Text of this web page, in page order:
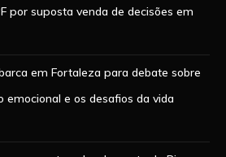
por suposta venda de decisões em
em Fortaleza para debate sobre
emocional e os desafios da vida